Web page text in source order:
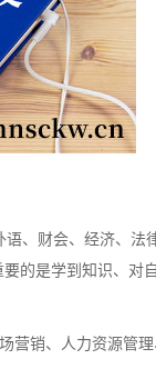
、财会、经济、法
的是学到知识、对
销、人力资源管